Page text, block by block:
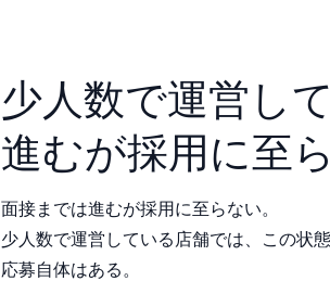
少人数で運営し
進むが採用に至
面接までは進むが採用に至らない。
少人数で運営している店舗では、この状
応募自体はある。